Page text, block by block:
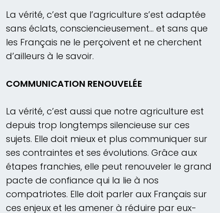
La vérité, c’est que l’agriculture s’est adaptée
sans éclats, consciencieusement… et sans que
les Français ne le perçoivent et ne cherchent
d’ailleurs à le savoir.
COMMUNICATION RENOUVELÉE
La vérité, c’est aussi que notre agriculture est
depuis trop longtemps silencieuse sur ces
sujets. Elle doit mieux et plus communiquer sur
ses contraintes et ses évolutions. Grâce aux
étapes franchies, elle peut renouveler le grand
pacte de confiance qui la lie à nos
compatriotes. Elle doit parler aux Français sur
ces enjeux et les amener à réduire par eux-